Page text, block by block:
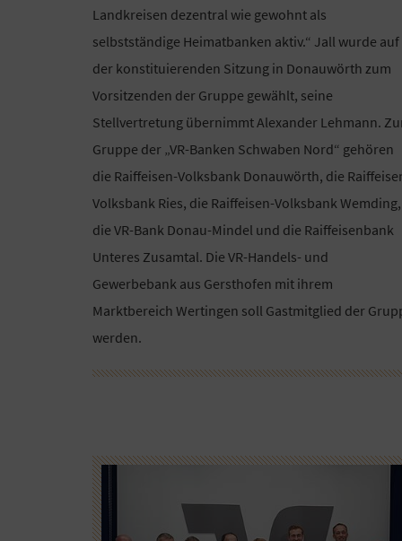
Landkreisen dezentral wie gewohnt als
selbstständige Heimatbanken aktiv.“ Jall wurde auf
der konstituierenden Sitzung in Donauwörth zum
Vorsitzenden der Gruppe gewählt, seine
Stellvertretung übernimmt Alexander Lehmann.
Gruppe der „VR-Banken Schwaben Nord“ gehören
die Raiffeisen-Volksbank Donauwörth, die
Volksbank Ries, die Raiffeisen-Volksbank Wemding,
die VR-Bank Donau-Mindel und die Raiffeisenbank
Unteres Zusamtal. Die VR-Handels- und
Gewerbebank aus Gersthofen mit ihrem
Marktbereich Wertingen soll Gastmitglied der
werden.